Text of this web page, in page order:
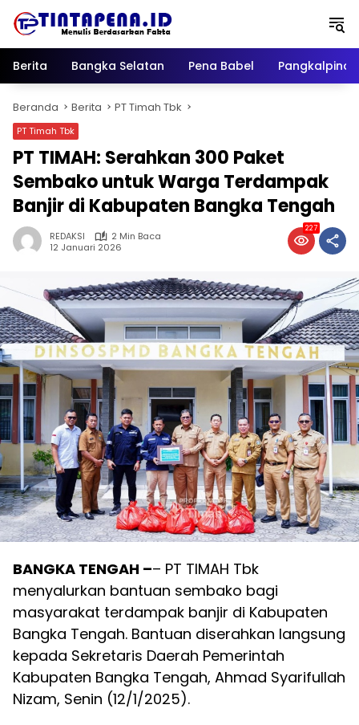
Berita
Bangka Selatan Pena Babel
Beranda Berita PT Timah Tbk
PT Timah Tbk
PT TIMAH: Serahkan 300 Paket
Sembako untuk Warga Terdampak
Banjir di Kabupaten Bangka Tengah
REDAKSI
2 Min Baca
12 Januari 2026
227
BANGKA TENGAH –– PT TIMAH Tbk
menyalurkan bantuan sembako bagi
masyarakat terdampak banjir di Kabupaten
Bangka Tengah. Bantuan diserahkan langsung
kepada Sekretaris Daerah Pemerintah
Kabupaten Bangka Tengah, Ahmad Syarifullah
Nizam, Senin (12/1/2025).